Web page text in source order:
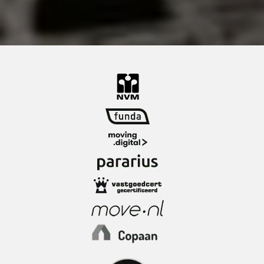
indrukwekkende hoogbouw, gezellige
restaurants, de leukste koffietentjes en het
boodschappen kan je terecht bij de Albert Heijn
om de hoek. En met de metrohalte pal voor de
deur sta je binnen twee haltes in het bruisende
Openbaar vervoer voorzieningen:
Alle voorzieningen zoals het openbaar vervoer
(metro en watertaxi ) zijn op korte loopafstand.
Zo kun je bij metrohalte Wilhelminaplein
opstappen op diverse lijnen. Treinstation Zuid
ligt op nog geen 10 fietsafstand. Eens op een
andere manier jezelf laten vervoeren? Dan kun